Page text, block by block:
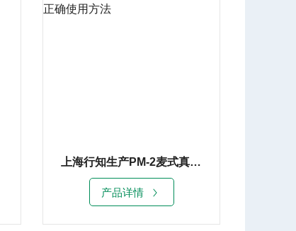
上海行知生产PM-2麦式真空表/正确使用方法
产品详情